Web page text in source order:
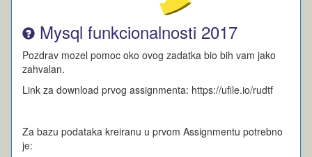
Mysql funkcionalnosti 2017
Pozdrav mozel pomoc oko ovog zadatka bio bih vam jako
zahvalan.
Link za download prvog assignmenta: https://ufile.io/rudtf
Za bazu podataka kreiranu u prvom Assignmentu potrebno
je: